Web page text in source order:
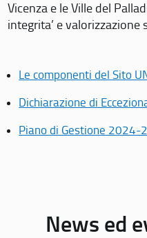
Vicenza e le Ville del
integrita’ e valorizzazione
Le componenti del Sito
Dichiarazione di
Piano di Gestione 2024-
News ed